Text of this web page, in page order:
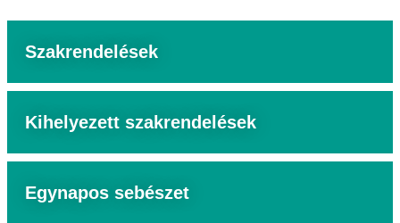
Szakrendelések
Kihelyezett szakrendelések
Egynapos sebészet